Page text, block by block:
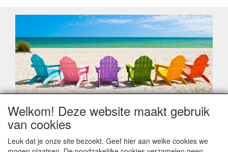
Geachte klant,
Zoals elk jaar zorgt de verlofperiode, naast een hoop
leveringsproblemen.
Welkom! Deze website maakt gebruik
van cookies
Leuk dat je onze site bezoekt. Geef hier aan welke cookies we